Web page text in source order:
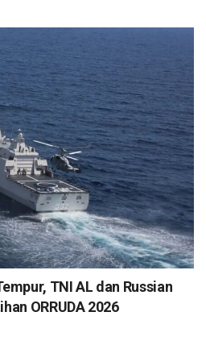
TNI AL dan Russian
ORRUDA 2026